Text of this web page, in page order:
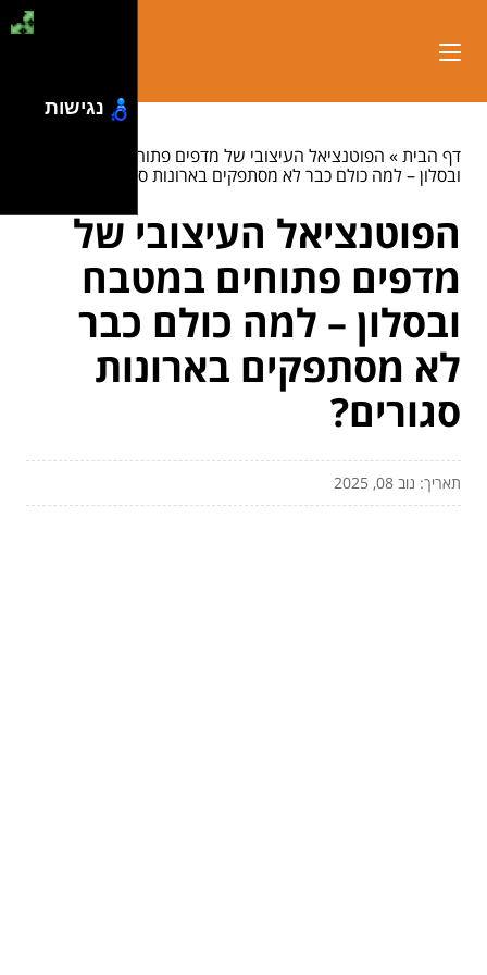
דף הבית» הפוטנציאל העיצובי של מדפים פתוחים במטבח
ובסלון – למה כולם כבר לא מסתפקים בארונות סגורים?
הפוטנציאל העיצובי של
מדפים פתוחים במטבח
ובסלון – למה כולם כבר
לא מסתפקים בארונות
סגורים?
תאריך: נוב 08, 2025
נגישות